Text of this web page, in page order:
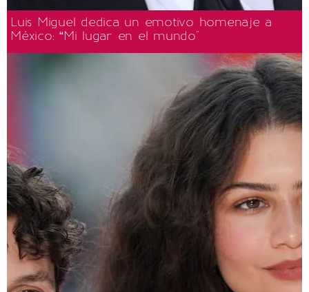
Luis Miguel dedica un emotivo homenaje a
México: “Mi lugar en el mundo"